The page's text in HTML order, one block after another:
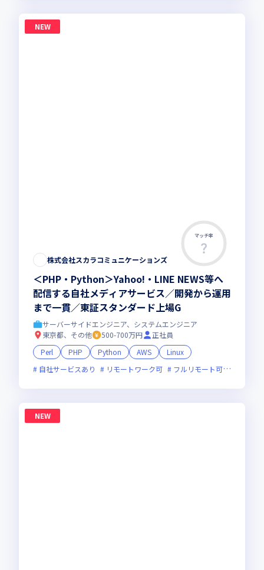
NEW
マッチ率
株式会社スカラコミュニケーションズ
＜PHP・Python＞Yahoo!・LINE NEWS等へ
配信する自社メディアサービス／開発から運用
まで一貫／東証スタンダード上場G
サーバーサイドエンジニア、システムエンジニア
東京都、その他
500-700万円
正社員
Perl
PHP Python AWS
Linux
自社サービスあり
リモートワーク可 フルリモート可
NEW